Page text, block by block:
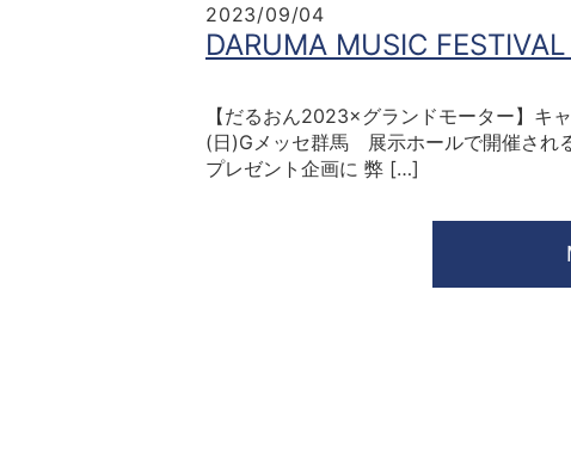
2023/09/04
DARUMA MUSIC
【だるおん2023×グランドモーター】キ
(日)Gメッセ群馬 展示ホールで開催され
プレゼント企画に 弊 […]